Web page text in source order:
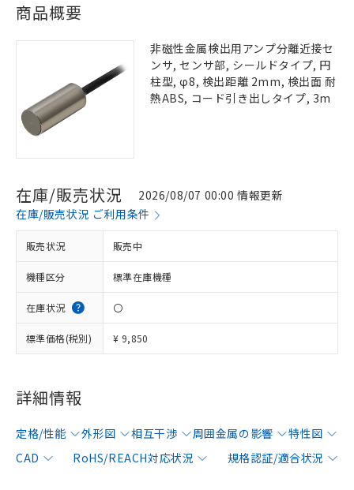
商品概要
非磁性金属検出用アンプ分離近接セ
ンサ, センサ部, シールドタイプ, 円
柱型, φ8, 検出距離 2mm, 検出面 耐
熱ABS, コード引き出しタイプ, 3m
在庫/販売状況
2026/08/07 00:00 情報更新
在庫/販売状況 ご利用条件
販売状況 販売中
機種区分 標準在庫機種
在庫状況 〇
標準価格(税別) ¥ 9,850
詳細情報
定格/性能 外形図 相互干渉 周囲金属の影響
特性図
CAD
RoHS/REACH対応状況 規格認証/適合状況